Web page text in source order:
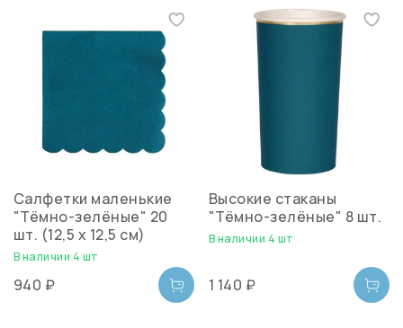
Салфетки маленькие
"Тёмно-зелёные" 20
шт. (12,5 х 12,5 см)
В наличии 4 шт
940 ₽
Высокие стаканы
"Тёмно-зелёные" 8 шт.
В наличии 4 шт
1 140 ₽